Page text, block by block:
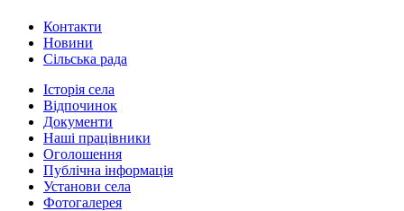
Контакти
Новини
Сільська рада
Історія села
Відпочинок
Документи
Наші працівники
Оголошення
Публічна інформація
Установи села
Фотогалерея